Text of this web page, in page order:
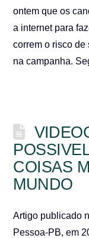
ontem que os
a internet para
correm o risco
na campanha.
COISAS
MUNDO
Artigo publicado
Pessoa-PB, em